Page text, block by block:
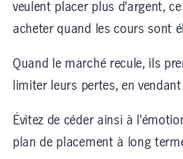
veulent placer plus d’argent,
acheter quand les cours sont
Quand le marché recule, ils
limiter leurs pertes, en
Évitez de céder ainsi à
plan de placement à long